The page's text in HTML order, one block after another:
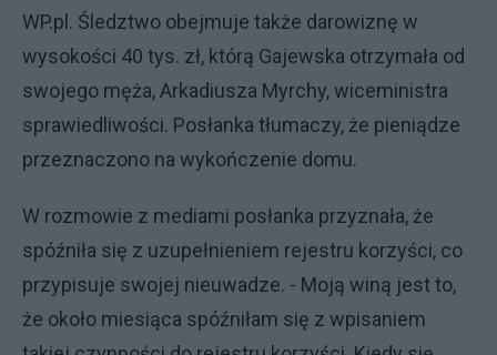
WP.pl. Śledztwo obejmuje także darowiznę w
wysokości 40 tys. zł, którą Gajewska otrzymała od
swojego męża, Arkadiusza Myrchy, wiceministra
sprawiedliwości. Posłanka tłumaczy, że pieniądze
przeznaczono na wykończenie domu.
W rozmowie z mediami posłanka przyznała, że
spóźniła się z uzupełnieniem rejestru korzyści, co
przypisuje swojej nieuwadze. - Moją winą jest to,
że około miesiąca spóźniłam się z wpisaniem